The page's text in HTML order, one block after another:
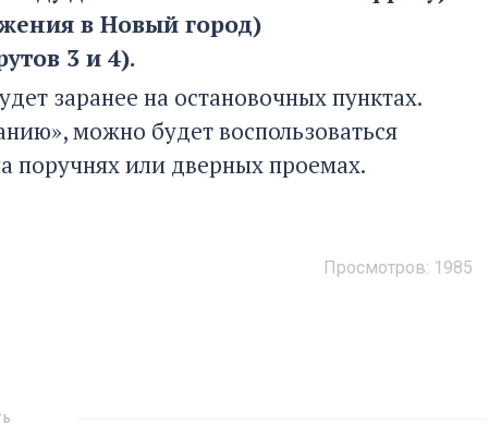
в Новый город)
3 и 4).
заранее на остановочных пунктах.
можно будет воспользоваться
поручнях или дверных проемах.
Просмотров: 1985